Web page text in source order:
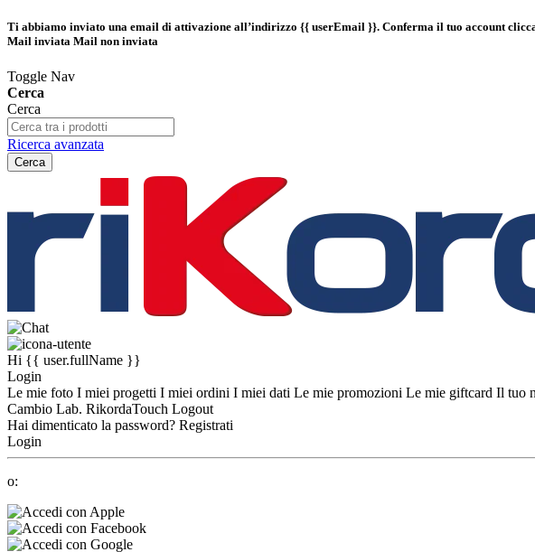
Ti abbiamo inviato una email di attivazione all’indirizzo {{ userEmail }}. Conferma il tuo account
Mail inviata Mail non inviata
Toggle Nav
Cerca
Cerca
Ricerca avanzata
Cerca
Hi {{ user.fullName }}
Login
Le mie foto I miei progetti I miei ordini I miei dati Le mie promozioni Le mie giftcard Il tuo
Cambio Lab. RikordaTouch Logout
Hai dimenticato la password? Registrati
Login
o: